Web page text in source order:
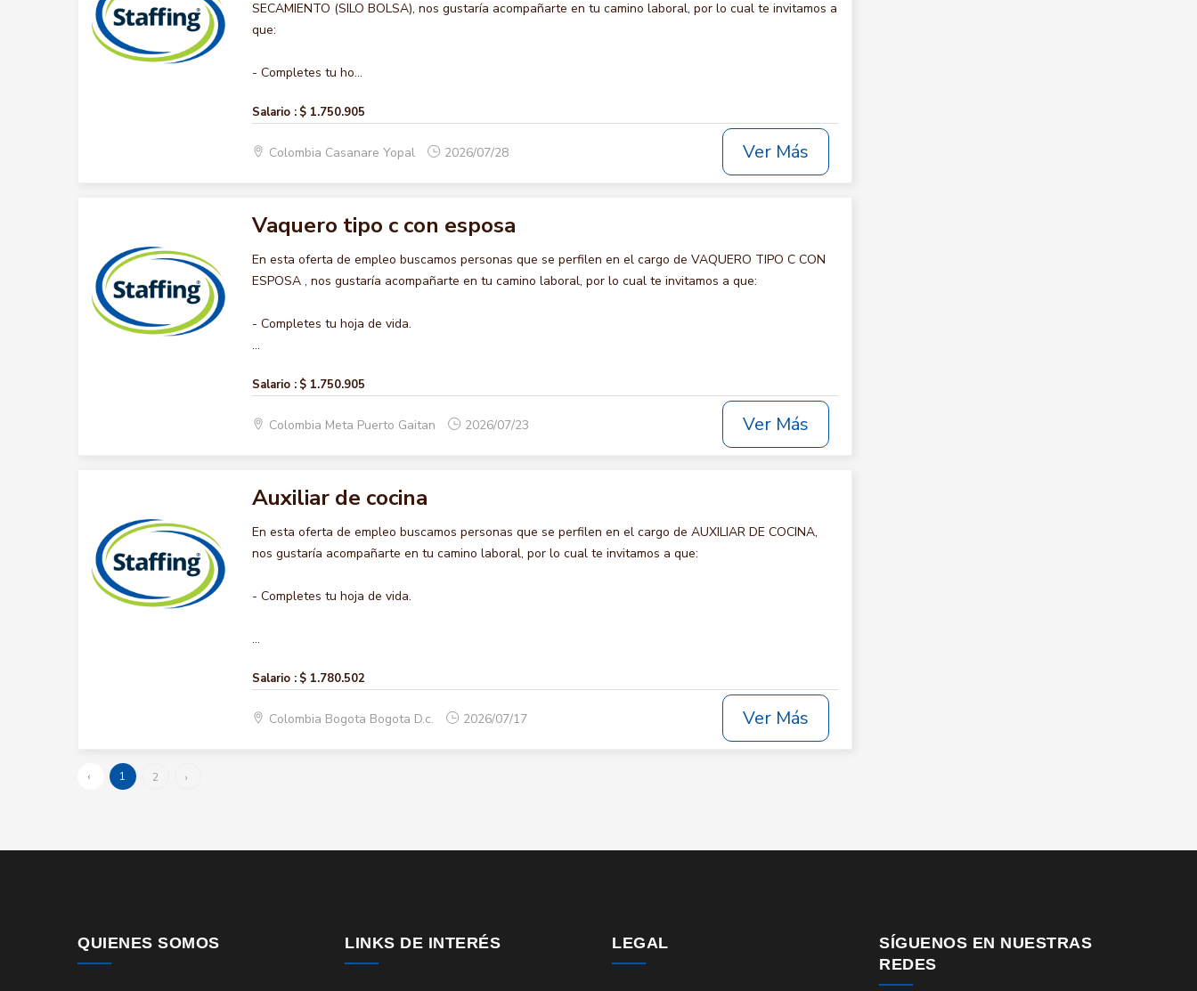
SECAMIENTO (SILO BOLSA), nos gustaría acompañarte en tu camino laboral, por lo cual te invitamos a
que:
- Completes tu ho...
Salario : $ 1.750.905
Colombia Casanare Yopal 2026/07/28 Ver Más
Vaquero tipo c con esposa
En esta oferta de empleo buscamos personas que se perfilen en el cargo de VAQUERO TIPO C CON
ESPOSA , nos gustaría acompañarte en tu camino laboral, por lo cual te invitamos a que:
- Completes tu hoja de vida.
...
Salario : $ 1.750.905
Colombia Meta Puerto Gaitan 2026/07/23 Ver Más
Auxiliar de cocina
En esta oferta de empleo buscamos personas que se perfilen en el cargo de AUXILIAR DE COCINA,
nos gustaría acompañarte en tu camino laboral, por lo cual te invitamos a que:
- Completes tu hoja de vida.
...
Salario : $ 1.780.502
Colombia Bogota Bogota D.c. 2026/07/17 Ver Más
‹ 1 2 ›
QUIENES SOMOS LINKS DE INTERÉS LEGAL
SÍGUENOS EN NUESTRAS
REDES